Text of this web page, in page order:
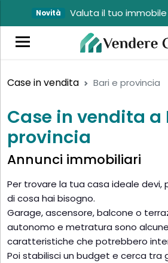
Novità Valuta il tuo
Case in vendita Bari e provincia
Case in vendita a
provincia
Annunci immobiliari
Per trovare la tua casa ideale devi,
di cosa hai bisogno.
Garage, ascensore, balcone o
autonomo e metratura sono
caratteristiche che potrebbero
Poi stabilisci un budget e cerca tra